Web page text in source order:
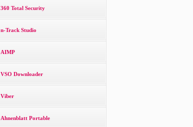
360 Total Security
n-Track Studio
AIMP
VSO Downloader
Viber
Ahnenblatt Portable